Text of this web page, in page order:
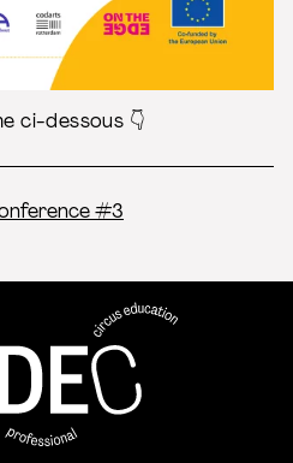
ci-dessous 👇
#3
FEDEC - Réseau
professionnelle aux arts du